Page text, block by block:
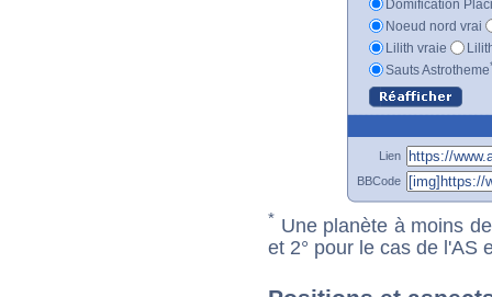
Domification
Noeud nord vrai
Lilith vraie
Sauts Astrotheme
Lien
BBCode
* Une planète à moins
et 2° pour le cas de l'AS